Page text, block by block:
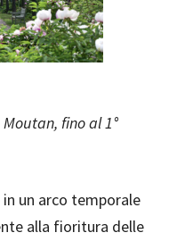
fino al 1°
un arco temporale
alla fioritura delle